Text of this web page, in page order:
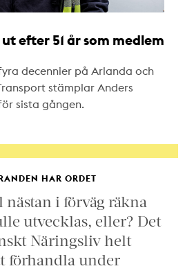
efter 51 år som medlem
decennier på Arlanda och
stämplar Anders
sista gången.
HAR ORDET
nästan i förväg räkna
utvecklas, eller? Det
Näringsliv helt
förhandla under